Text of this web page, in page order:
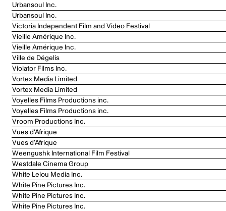
Urbansoul Inc.
Urbansoul Inc.
Victoria Independent Film and Video Festival
Vieille Amérique Inc.
Vieille Amérique Inc.
Ville de Dégelis
Violator Films Inc.
Vortex Media Limited
Vortex Media Limited
Voyelles Films Productions inc.
Voyelles Films Productions inc.
Vroom Productions Inc.
Vues d’Afrique
Vues d’Afrique
Weengushk International Film Festival
Westdale Cinema Group
White Lelou Media Inc.
White Pine Pictures Inc.
White Pine Pictures Inc.
White Pine Pictures Inc.